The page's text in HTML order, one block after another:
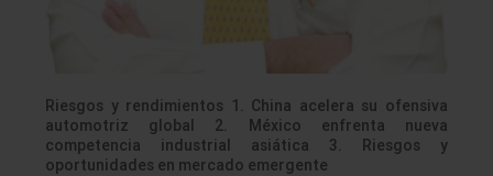
Riesgos y rendimientos 1. China acelera su ofensiva
automotriz global 2. México enfrenta nueva
competencia industrial asiática 3. Riesgos y
oportunidades en mercado emergente